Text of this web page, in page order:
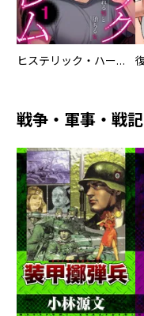
ヒステリック・ハーレム～搾られる男と堕ちる女～【電子単行本版】
戦争・軍事・戦記